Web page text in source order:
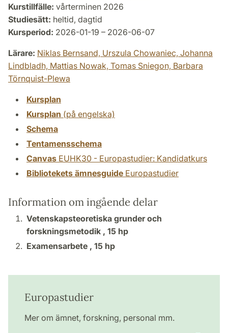
Kurstillfälle: vårterminen 2026
Studiesätt: heltid, dagtid
Kursperiod: 2026-01-19 – 2026-06-07
Lärare: Niklas Bernsand, Urszula Chowaniec, Johanna
Lindbladh, Mattias Nowak, Tomas Sniegon, Barbara
Törnquist-Plewa
Kursplan
Kursplan (på engelska)
Schema
Tentamensschema
Canvas EUHK30 - Europastudier: Kandidatkurs
Bibliotekets ämnesguide Europastudier
Information om ingående delar
Vetenskapsteoretiska grunder och
forskningsmetodik , 15 hp
Examensarbete , 15 hp
Europastudier
Mer om ämnet, forskning, personal mm.